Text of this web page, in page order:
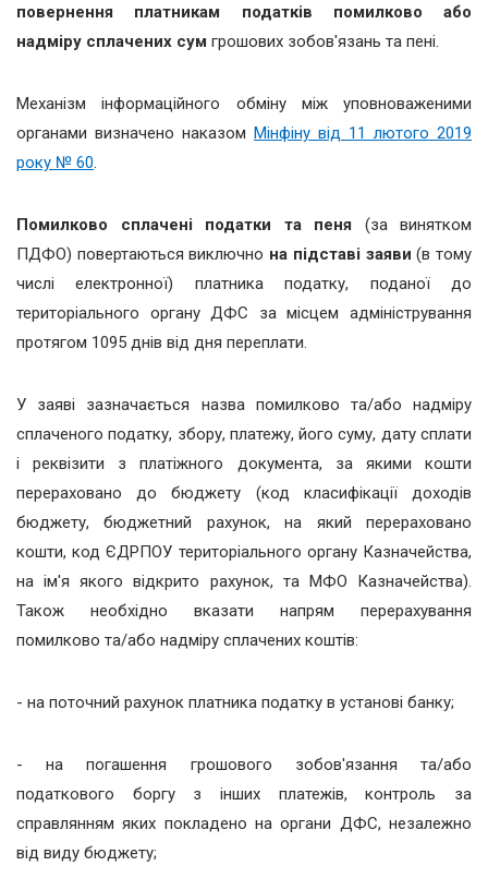
повернення платникам податків помилково або
надміру сплачених сум грошових зобов'язань та пені.
Механізм інформаційного обміну між уповноваженими
органами визначено наказом Мінфіну від 11 лютого 2019
року № 60.
Помилково сплачені податки та пеня (за винятком
ПДФО) повертаються виключно на підставі заяви (в тому
числі електронної) платника податку, поданої до
територіального органу ДФС за місцем адміністрування
протягом 1095 днів від дня переплати.
У заяві зазначається назва помилково та/або надміру
сплаченого податку, збору, платежу, його суму, дату сплати
і реквізити з платіжного документа, за якими кошти
перераховано до бюджету (код класифікації доходів
бюджету, бюджетний рахунок, на який перераховано
кошти, код ЄДРПОУ територіального органу Казначейства,
на ім'я якого відкрито рахунок, та МФО Казначейства).
Також необхідно вказати напрям перерахування
помилково та/або надміру сплачених коштів:
- на поточний рахунок платника податку в установі банку;
- на погашення грошового зобов'язання та/або
податкового боргу з інших платежів, контроль за
справлянням яких покладено на органи ДФС, незалежно
від виду бюджету;